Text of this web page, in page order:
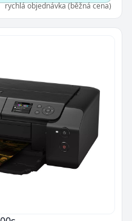
rychlá objednávka (běžná cena)